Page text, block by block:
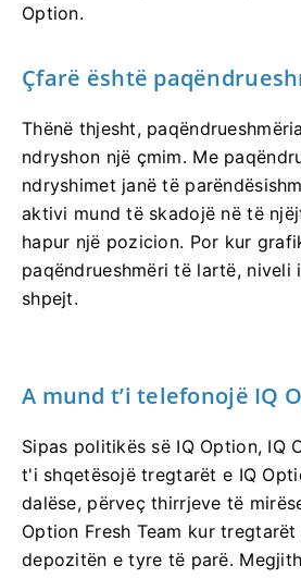
Option.
Çfarë është
Thënë thjesht,
ndryshon një çmim. Me
ndryshimet janë të
aktivi mund të skadojë në të
hapur një pozicion. Por kur
paqëndrueshmëri të lartë, niveli
shpejt.
A mund t’i telefonojë IQ
Sipas politikës së IQ Option, IQ
t'i shqetësojë tregtarët e IQ
dalëse, përveç thirrjeve të
Option Fresh Team kur
depozitën e tyre të parë.